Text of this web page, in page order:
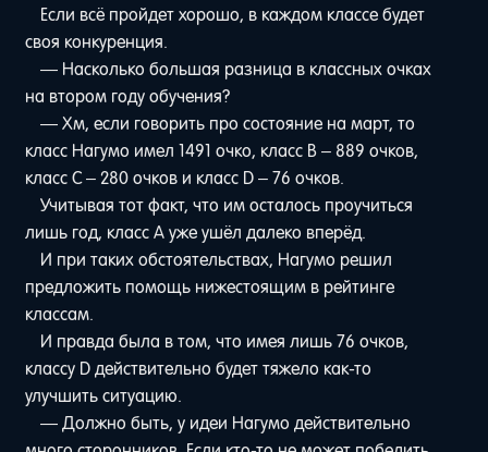
Если всё пройдет хорошо, в каждом классе будет
своя конкуренция.
— Насколько большая разница в классных очках
на втором году обучения?
— Хм, если говорить про состояние на март, то
класс Нагумо имел 1491 очко, класс B – 889 очков,
класс C – 280 очков и класс D – 76 очков.
Учитывая тот факт, что им осталось проучиться
лишь год, класс A уже ушёл далеко вперёд.
И при таких обстоятельствах, Нагумо решил
предложить помощь нижестоящим в рейтинге
классам.
И правда была в том, что имея лишь 76 очков,
классу D действительно будет тяжело как-то
улучшить ситуацию.
— Должно быть, у идеи Нагумо действительно